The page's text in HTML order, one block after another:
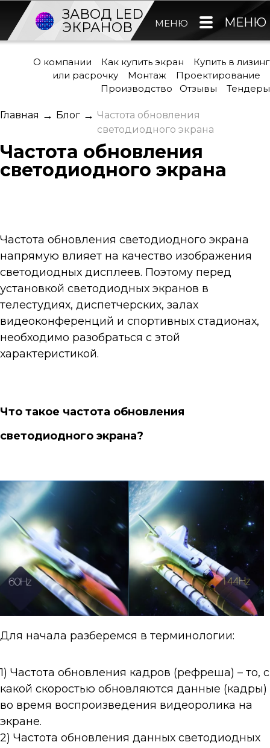
ЗАВОД LED
ЭКРАНОВ
МЕНЮ МЕНЮ
О компании Как купить экран
Купить в лизинг
или расрочку
Монтаж
Проектирование
Производство
Отзывы Тендеры
Главная → Блог → Частота обновления
светодиодного экрана
Частота обновления
светодиодного экрана
Частота обновления светодиодного экрана
напрямую влияет на качество изображения
светодиодных дисплеев. Поэтому перед
установкой светодиодных экранов в
телестудиях, диспетчерских, залах
видеоконференций и спортивных стадионах,
необходимо разобраться с этой
характеристикой.
Что такое частота обновления
светодиодного экрана?
Для начала разберемся в терминологии:
1) Частота обновления кадров (рефреша) – то, с
какой скоростью обновляются данные (кадры)
во время воспроизведения видеоролика на
экране.
2) Частота обновления данных светодиодных